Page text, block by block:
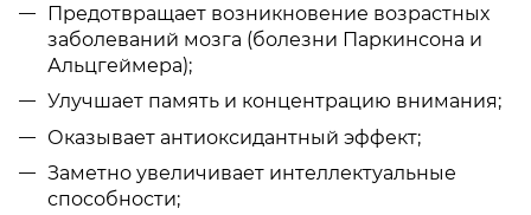
Предотвращает возникновение возрастных
заболеваний мозга (болезни Паркинсона и
Альцгеймера);
Улучшает память и концентрацию внимания;
Оказывает антиоксидантный эффект;
Заметно увеличивает интеллектуальные
способности;